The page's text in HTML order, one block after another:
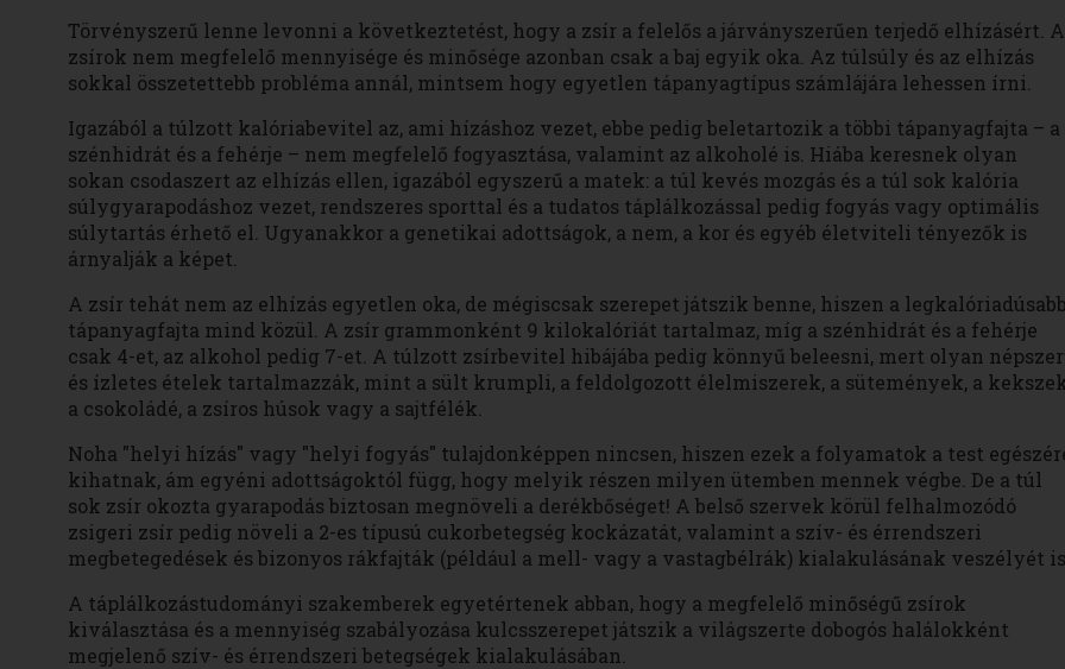
Törvényszerű lenne levonni a következtetést, hogy a zsír a felelős a járványszerűen terjedő elhízásért. A
zsírok nem megfelelő mennyisége és minősége azonban csak a baj egyik oka. Az túlsúly és az elhízás
sokkal összetettebb probléma annál, mintsem hogy egyetlen tápanyagtípus számlájára lehessen írni.
Igazából a túlzott kalóriabevitel az, ami hízáshoz vezet, ebbe pedig beletartozik a többi tápanyagfajta – a
szénhidrát és a fehérje – nem megfelelő fogyasztása, valamint az alkoholé is. Hiába keresnek olyan
sokan csodaszert az elhízás ellen, igazából egyszerű a matek: a túl kevés mozgás és a túl sok kalória
súlygyarapodáshoz vezet, rendszeres sporttal és a tudatos táplálkozással pedig fogyás vagy optimális
súlytartás érhető el. Ugyanakkor a genetikai adottságok, a nem, a kor és egyéb életviteli tényezők is
árnyalják a képet.
A zsír tehát nem az elhízás egyetlen oka, de mégiscsak szerepet játszik benne, hiszen a legkalóriadúsabb
tápanyagfajta mind közül. A zsír grammonként 9 kilokalóriát tartalmaz, míg a szénhidrát és a fehérje
csak 4-et, az alkohol pedig 7-et. A túlzott zsírbevitel hibájába pedig könnyű beleesni, mert olyan
és ízletes ételek tartalmazzák, mint a sült krumpli, a feldolgozott élelmiszerek, a sütemények, a
a csokoládé, a zsíros húsok vagy a sajtfélék.
Noha "helyi hízás" vagy "helyi fogyás" tulajdonképpen nincsen, hiszen ezek a folyamatok a test
kihatnak, ám egyéni adottságoktól függ, hogy melyik részen milyen ütemben mennek végbe. De a túl
sok zsír okozta gyarapodás biztosan megnöveli a derékbőséget! A belső szervek körül felhalmozódó
zsigeri zsír pedig növeli a 2-es típusú cukorbetegség kockázatát, valamint a szív- és érrendszeri
megbetegedések és bizonyos rákfajták (például a mell- vagy a vastagbélrák) kialakulásának veszélyét is.
A táplálkozástudományi szakemberek egyetértenek abban, hogy a megfelelő minőségű zsírok
kiválasztása és a mennyiség szabályozása kulcsszerepet játszik a világszerte dobogós halálokként
megjelenő szív- és érrendszeri betegségek kialakulásában.